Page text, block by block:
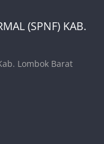
(SPNF) KAB.
Lombok Barat